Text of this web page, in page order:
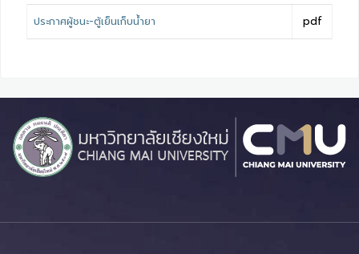
ประกาศผู้ชนะ-ตู้เย็นเก็บน้ำยา pdf